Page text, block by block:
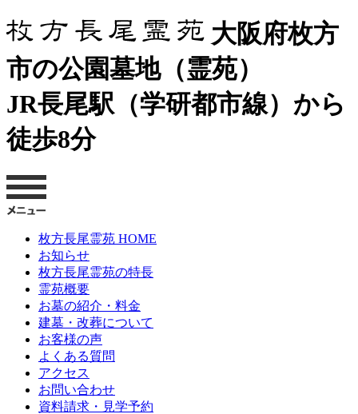
大阪府枚方
市の公園墓地（霊苑）
JR長尾駅（学研都市線）から
徒歩8分
枚方長尾霊苑 HOME
お知らせ
枚方長尾霊苑の特長
霊苑概要
お墓の紹介・料金
建墓・改葬について
お客様の声
よくある質問
アクセス
お問い合わせ
資料請求・見学予約